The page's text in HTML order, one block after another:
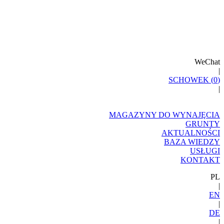
WeChat
|
SCHOWEK (0)
|
MAGAZYNY DO WYNAJĘCIA
GRUNTY
AKTUALNOŚCI
BAZA WIEDZY
USŁUGI
KONTAKT
PL
|
EN
|
DE
|